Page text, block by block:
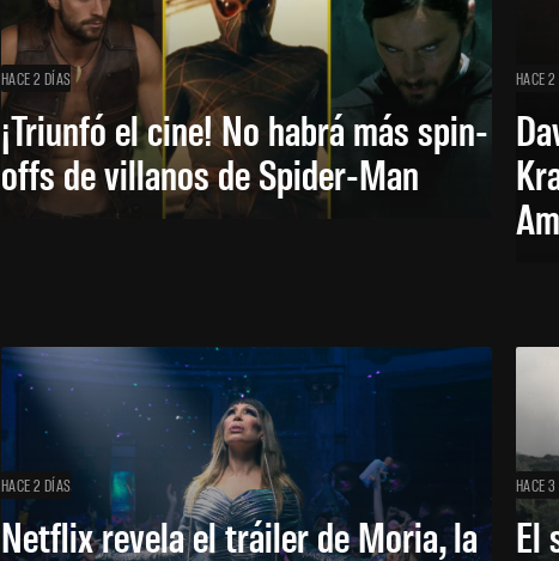
HACE 2 DÍAS
¡Triunfó el cine! No habrá más spin-
offs de villanos de Spider-Man
HACE
HACE 2 DÍAS
Netflix revela el tráiler de Moria, la
HACE
El